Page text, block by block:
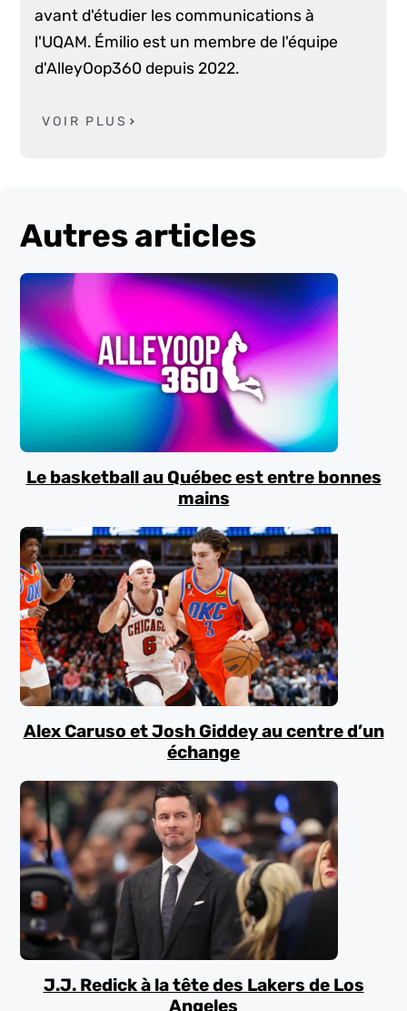
avant d'étudier les communications à
l'UQAM. Émilio est un membre de l'équipe
d'AlleyOop360 depuis 2022.
VOIR PLUS
Autres articles
Le basketball au Québec est entre bonnes
mains
Alex Caruso et Josh Giddey au centre d’un
échange
J.J. Redick à la tête des Lakers de Los
Angeles